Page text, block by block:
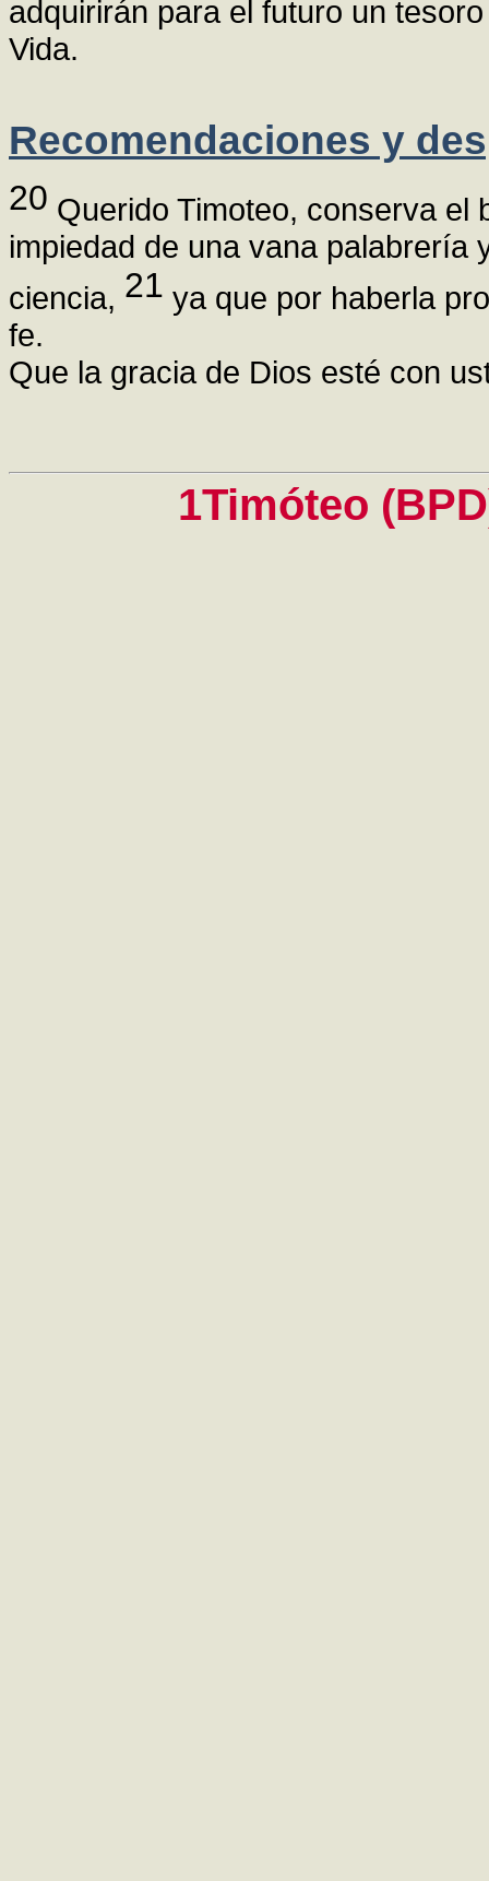
adquirirán para el futuro un
Vida.
Recomendaciones y
20 Querido Timoteo, conserva el
impiedad de una vana palabrería
ciencia, 21 ya que por haberla
fe.
Que la gracia de Dios esté con
1Timóteo